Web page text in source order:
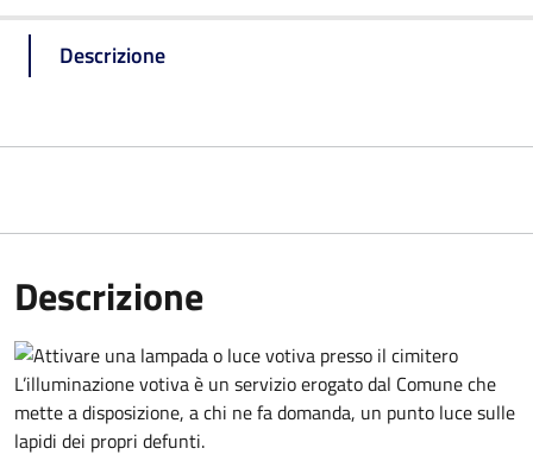
Descrizione
Descrizione
L’illuminazione votiva è un servizio erogato dal Comune che
mette a disposizione, a chi ne fa domanda, un punto luce sulle
lapidi dei propri defunti.